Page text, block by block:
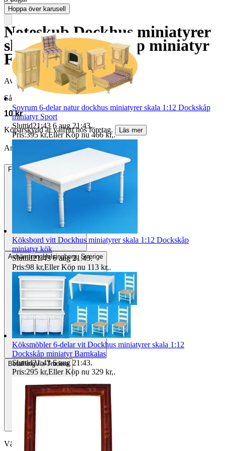
Noteskub Dockhus miniatyrer
skala 1:12 Dockskåp miniatyr
Flickrum
Avslutad
16 maj 21:45
Såld för
10 kr
Köparskydd är valfritt hos företag.
Läs mer
Annonsen är avslutad. Såld med Köp nu.
Frakt15 kr Annat fraktsätt
AvhämtningHelsingborg, Sverige
BetalningVia Tradera
Välj till köparskydd
Hoppa över karusell
Sovrum 6-delar natur dockhus miniatyrer skala 1:12 Dockskåp
miniatyr Sport
Sluttid21:43 6 aug 21:43.
Pris:395 kr,Eller Köp nu 466 kr,.
Köksbord vitt Dockhus miniatyrer skala 1:12 Dockskåp
miniatyr kök
Sluttid21:43 6 aug 21:43.
Pris:98 kr,Eller Köp nu 113 kr,.
Köksmöbler 6-delar vit Dockhus miniatyrer skala 1:12
Dockskåp miniatyr Barnkalas
Sluttid21:43 6 aug 21:43.
Pris:295 kr,Eller Köp nu 329 kr,.